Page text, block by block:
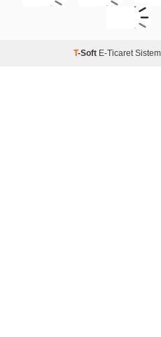
T-Soft E-Ticaret